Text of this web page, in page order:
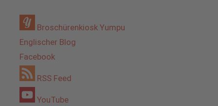
Broschürenkiosk Yumpu
Englischer Blog
Facebook
RSS Feed
YouTube